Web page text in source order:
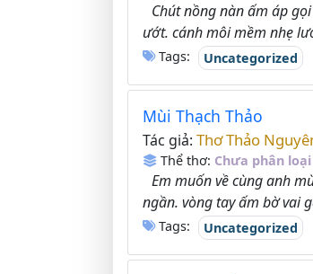
Chút nồng nàn ấm áp
ướt. cánh môi mềm nhẹ
Tags: Uncategorized
Mùi Thạch Thảo
Tác giả: Thơ Thảo
Thể thơ: Chưa phân loại
Em muốn về cùng anh
ngần. vòng tay ấm bờ vai
Tags: Uncategorized